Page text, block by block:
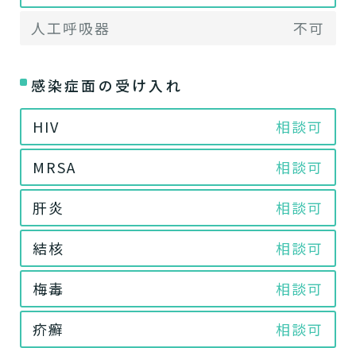
人工呼吸器
不可
感染症面の受け入れ
HIV
相談可
MRSA
相談可
肝炎
相談可
結核
相談可
梅毒
相談可
疥癬
相談可